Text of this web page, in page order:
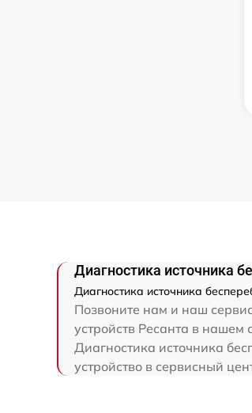
Диагностика источника
Диагностика источника
Позвоните нам и наш
устройств Ресанта в нашем
Диагностика источника
устройство в сервисный